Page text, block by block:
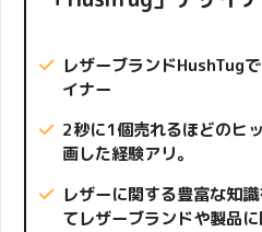
レザーブランドHushTug
イナー
2秒に1個売れるほどのヒ
画した経験アリ。
レザーに関する豊富な知
てレザーブランドや製品に